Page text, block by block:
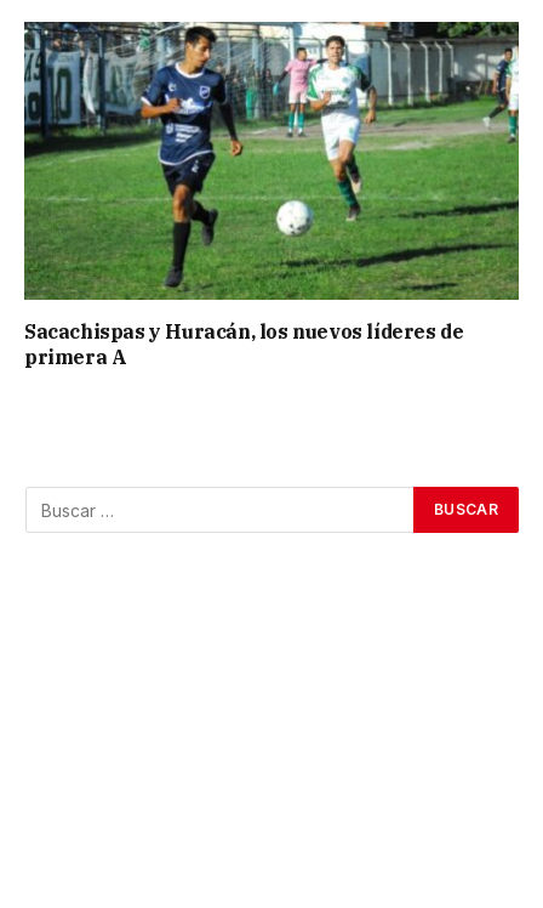
Sacachispas y Huracán, los nuevos líderes de
primera A